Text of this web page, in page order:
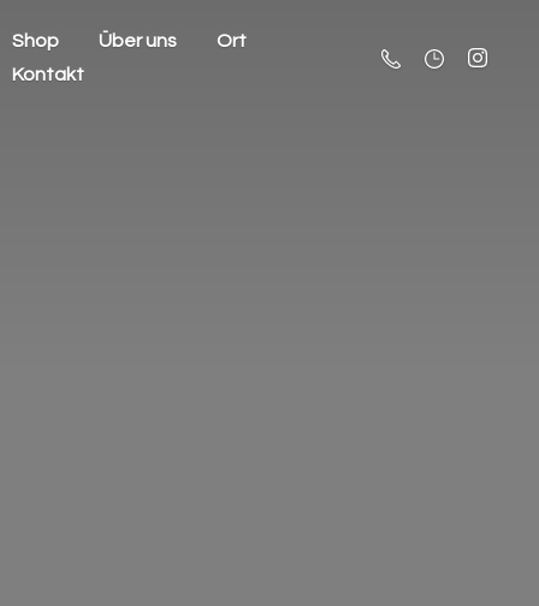
Shop Über uns
Ort
Kontakt